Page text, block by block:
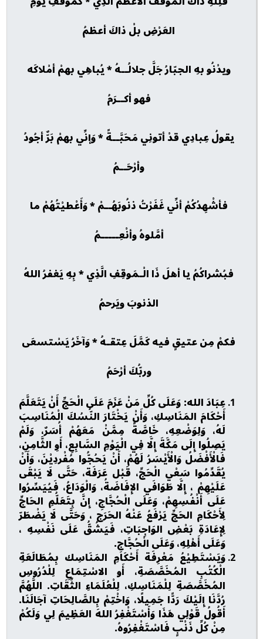
العَرْضِ بلْ ذاكَ أعظمُ
ويدْنُو بهِ الجبّارُ جَلَّ جلالُــهُ * يُباهِي بهمْ أمْلاكَه
فهو أكــرَمُ
يقولُ عِبادِي قدْ أتونِي مَحَبَّــةً * وَإنِّي بهمْ بَرٌّ أجُودُ
وأرْحَــمُ
فأشْهِدُكُمْ أنِّي غَفَرْتُ ذنُوبَهُــمْ * وَأَعْطيْتُهُمْ ما
أمَّلوهُ وأنْعِـــــمُ
فبُشراكُمُ يا أهلَ ذَا الْـمَوقِفِ الَّذِي * بِهِ يَغفرُ اللهُ
الذنوبَ ويَرحمُ
فكمْ مِن عتيقٍ فيه كَمَّلَ عِتقـهُ * وَآخَرُ يَسْتسعَى
وربُّكَ أرْحَمُ
عِبَادَ الله: وَعَلَى كُلِّ مَنْ عَزَمَ عَلَى الْحَجِّ أَنْ يَتَعَلَّمَ
أَحْكَامَ المَنَاسِكِ، وَأَنْ يَخْتَارَ النُّسُكَ الْمُنَاسِبَ
لَهُ، وَلِوَضْعِهِ، خَاصَّةً مِمَّنْ مَعَهُمْ أُسَرٌ، وَلَمْ
يَصِلُوا إِلَى مَكَّةَ إِلَّا فِي الْيَوْمِ السَّابِعِ، أَوِ الثَّامِنِ،
فَالْأَفْضَلُ وَالْأَيْسَرُ لَهُمْ، أَنْ يَحُجُّوا مُفْردِيْنَ، وَأَنْ
يُقَدِّمُوا سَعْي الْحَجِّ، قَبْل عَرَفَة، حَتَّى لَا يَبْقَى
عَلَيْهِمْ ، إِلَّا طَوَافَي الإِفَاضَةُ، وَالْوَدَاعُ، فَيُيَسِّرُوا
عَلَى أَنْفُسِهِمْ، وَعَلَى الْحُجَّاجِ، إِنَّ بِتَعَلُّمِ الحَاجِّ
لِأَحْكَامِ الحَجِّ يَرْفَعُ عَنْهُ الحَرَج ، وَحَتَّى لَا يَضْطَرّ
لِإِعَادَةِ بَعْضِ الوَاجِبَاتِ، فَيَشُقُّ عَلَى نَفْسِهِ ،
وَعَلَى أَهْلِهِ، وَعَلَى الْحُجَّاجِ.
وَيَسْتَطِيْعُ مَعْرِفَة أَحْكَامِ المَنَاسِك بِمُطَالَعَةِ
الْكُتُبِ المُخَصَّصَةِ، أَو الاسْتِمَاعِ لِلْدُرُوسِ
المُخَصَّصَةِ لِلْمَنَاسِكِ، لِلْعُلَمَاءِ الثِّقَاتِ. اللَّهُمَّ
رُدَّنَا إِلَيْكَ رَدًّا جَمِيلًا، وَاخْتِمْ بِالصَّالِحَاتِ آجَالَنَا.
أَقُولُ قَوْلِي هَذَا وَأَسْتَغْفِرُ اللهَ العَظِيمَ لِي وَلَكُمْ
مِنْ كُلِّ ذَنْبٍ فَاسْتَغْفِرُوهُ.